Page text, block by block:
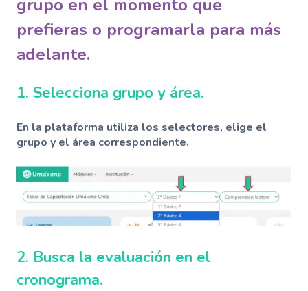
grupo en el momento que
prefieras o programarla para más
adelante.
1. Selecciona grupo y área.
En la plataforma utiliza los selectores, elige el
grupo y el área correspondiente.
2. Busca la evaluación en el
cronograma.